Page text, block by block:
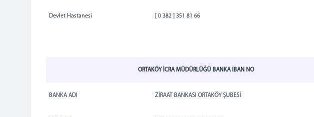
Devlet Hastanesi [ 0 382 ] 351 81 66
ORTAKÖY İCRA MÜDÜRLÜĞÜ BANKA IBAN NO
BANKA ADI ZİRAAT BANKASI ORTAKÖY ŞUBESİ